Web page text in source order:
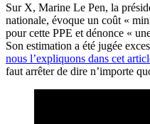
Sur X, Marine Le Pen, la
nationale, évoque un coût «
pour cette PPE et dénonce «
Son estimation a été jugée
nous l’expliquons dans cet
faut arrêter de dire n’importe